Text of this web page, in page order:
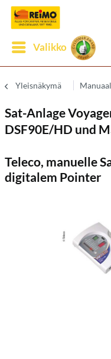
Valikko
Yleisnäkymä
Sat-Anlage
DSF90E/HD und
Teleco, manuelle
digitalem Pointer